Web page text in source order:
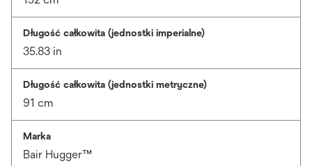
Długość całkowita (jednostki imperialne)
35.83 in
Długość całkowita (jednostki metryczne)
91 cm
Marka
Bair Hugger™